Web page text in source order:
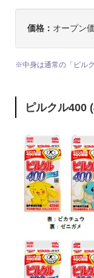
価格： オープン
※中身は通常の「ピル
ピルクル400